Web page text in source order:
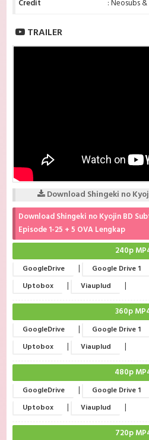
Credit
: Neosubs
TRAILER
Download Shingeki no
Download Shingeki no Kyojin BD
Episode 1-25 + 5 OVA Lengkap
240p
GoogleDrive | Google Drive 1
Uptobox | Viauplud |
360p
GoogleDrive | Google Drive 1
Uptobox | Viauplud |
480p
GoogleDrive | Google Drive 1
Uptobox | Viauplud |
720p